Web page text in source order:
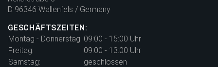
D 96346 Wallenfels / Germany
GESCHÄFTSZEITEN:
Montag - Donnerstag: 09:00 - 15:00 Uhr
Freitag:
09:00 - 13:00 Uhr
Samstag:
geschlossen